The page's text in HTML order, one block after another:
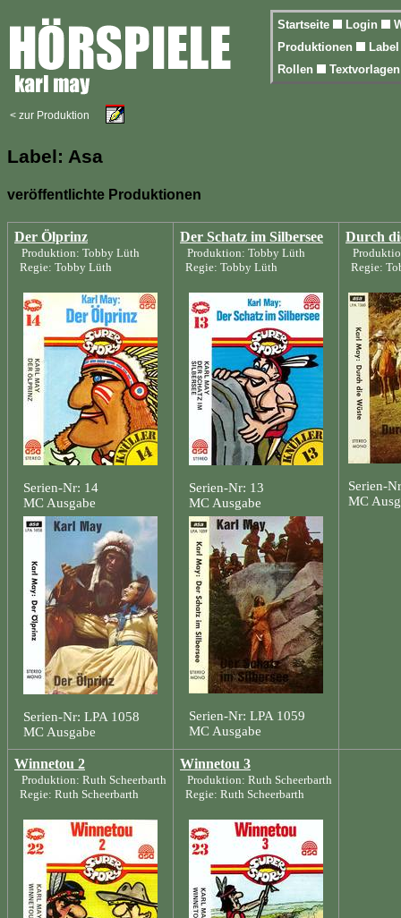
Startseite Login
Produktionen
Rollen
< zur Produktion
Label: Asa
veröffentlichte Produktionen
Der Ölprinz
Produktion: Tobby Lüth
Regie: Tobby Lüth
Serien-Nr: 14
MC Ausgabe
Serien-Nr: LPA 1058
MC Ausgabe
Der Schatz im Silbersee
Produktion: Tobby Lüth
Regie: Tobby Lüth
Serien-Nr: 13
MC Ausgabe
Serien-Nr: LPA 1059
MC Ausgabe
Durch
Regie:
Serien-
MC
Winnetou 2
Produktion: Ruth Scheerbarth
Regie: Ruth Scheerbarth
Winnetou 3
Produktion: Ruth Scheerbarth
Regie: Ruth Scheerbarth